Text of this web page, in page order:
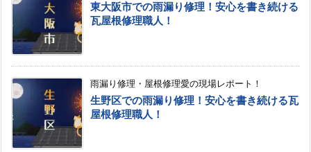
東大阪市での雨漏り修理！安心を書き続ける
瓦屋根修理職人！
雨漏り修理・屋根修理愛の現場レポート！
生野区での雨漏り修理！安心を書き続ける瓦
屋根修理職人！